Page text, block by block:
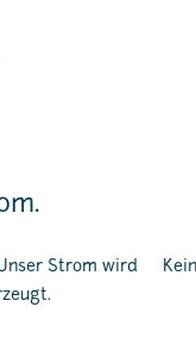
Strom wird